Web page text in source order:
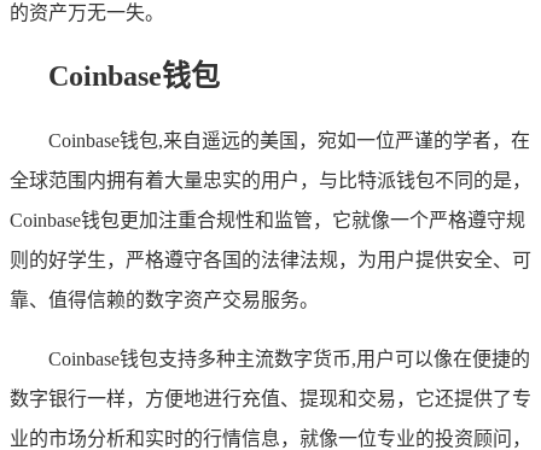
的资产万无一失。
Coinbase钱包
Coinbase钱包,来自遥远的美国，宛如一位严谨的学者，在
全球范围内拥有着大量忠实的用户，与比特派钱包不同的是，
Coinbase钱包更加注重合规性和监管，它就像一个严格遵守规
则的好学生，严格遵守各国的法律法规，为用户提供安全、可
靠、值得信赖的数字资产交易服务。
Coinbase钱包支持多种主流数字货币,用户可以像在便捷的
数字银行一样，方便地进行充值、提现和交易，它还提供了专
业的市场分析和实时的行情信息，就像一位专业的投资顾问，